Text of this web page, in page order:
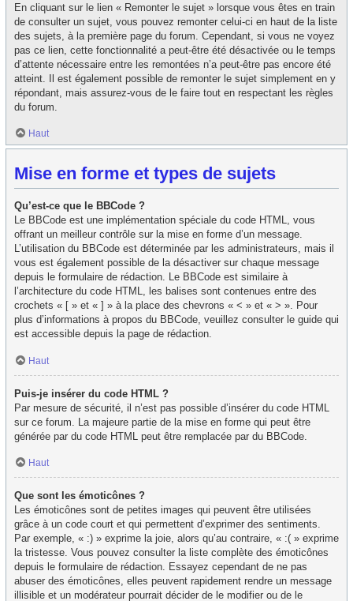
En cliquant sur le lien « Remonter le sujet » lorsque vous êtes en train
de consulter un sujet, vous pouvez remonter celui-ci en haut de la liste
des sujets, à la première page du forum. Cependant, si vous ne voyez
pas ce lien, cette fonctionnalité a peut-être été désactivée ou le temps
d’attente nécessaire entre les remontées n’a peut-être pas encore été
atteint. Il est également possible de remonter le sujet simplement en y
répondant, mais assurez-vous de le faire tout en respectant les règles
du forum.
Haut
Mise en forme et types de sujets
Qu’est-ce que le BBCode ?
Le BBCode est une implémentation spéciale du code HTML, vous
offrant un meilleur contrôle sur la mise en forme d’un message.
L’utilisation du BBCode est déterminée par les administrateurs, mais il
vous est également possible de la désactiver sur chaque message
depuis le formulaire de rédaction. Le BBCode est similaire à
l’architecture du code HTML, les balises sont contenues entre des
crochets « [ » et « ] » à la place des chevrons « < » et « > ». Pour
plus d’informations à propos du BBCode, veuillez consulter le guide qui
est accessible depuis la page de rédaction.
Haut
Puis-je insérer du code HTML ?
Par mesure de sécurité, il n’est pas possible d’insérer du code HTML
sur ce forum. La majeure partie de la mise en forme qui peut être
générée par du code HTML peut être remplacée par du BBCode.
Haut
Que sont les émoticônes ?
Les émoticônes sont de petites images qui peuvent être utilisées
grâce à un code court et qui permettent d’exprimer des sentiments.
Par exemple, « :) » exprime la joie, alors qu’au contraire, « :( » exprime
la tristesse. Vous pouvez consulter la liste complète des émoticônes
depuis le formulaire de rédaction. Essayez cependant de ne pas
abuser des émoticônes, elles peuvent rapidement rendre un message
illisible et un modérateur pourrait décider de le modifier ou de le